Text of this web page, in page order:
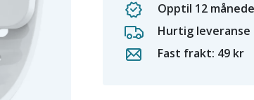
Opptil 12
Hurtig leveranse
Fast frakt: 49 kr